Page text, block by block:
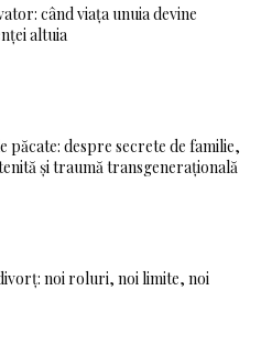
când viața unuia devine
altuia
păcate: despre secrete de familie,
și traumă transgenerațională
noi roluri, noi limite, noi